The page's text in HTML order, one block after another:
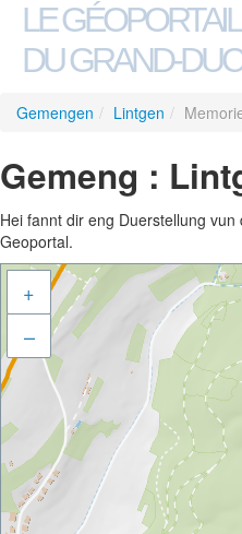
LE
DU GRAND-
Gemengen / Lintgen /
Gemeng :
Hei fannt dir eng Duerstellung
Geoportal.
+
–